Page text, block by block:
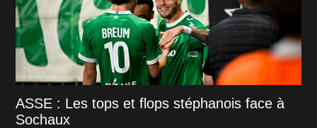
ASSE : Les tops et flops stéphanois face à
Sochaux